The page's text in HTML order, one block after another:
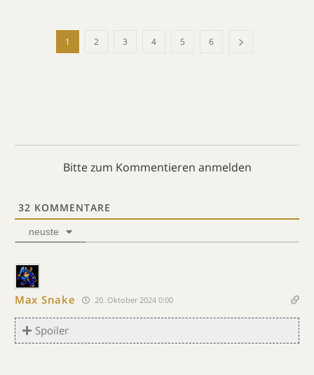
1 2 3 4 5 6
Bitte zum Kommentieren anmelden
32 KOMMENTARE
neuste
Max Snake 20. Oktober 2024 0:00
Spoiler